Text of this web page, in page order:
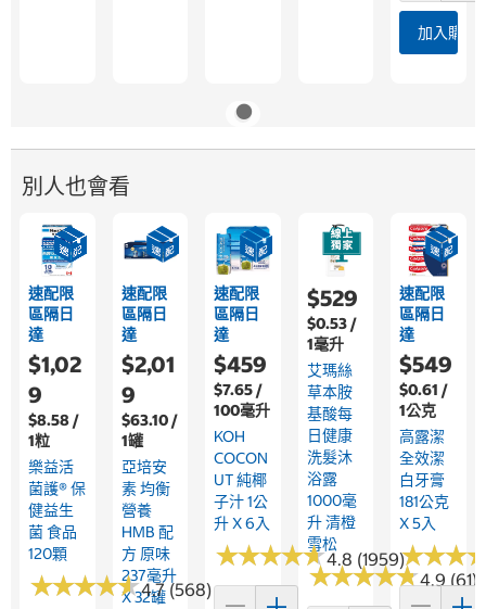
加入購物
別人也會看
速配限
區隔日
達
$1,02
9
$8.58 /
1粒
樂益活
菌護® 保
健益生
菌 食品
120顆
★★★★★
★★★★★4.7 (568)
速配限
區隔日
達
$2,01
9
$63.10 /
1罐
亞培安
素 均衡
營養
HMB 配
方 原味
237毫升
X 32罐
速配限
區隔日
達
$459
$7.65 /
100毫升
KOH
COCON
UT 純椰
子汁 1公
升 X 6入
★★★★★
★★★★★4.8 (1959)
$529
$0.53 /
1毫升
艾瑪絲
草本胺
基酸每
日健康
洗髮沐
浴露
1000毫
升 清橙
雪松
★★★★★
★★★★★4.9 (61)
速配限
區隔日
達
$549
$0.61 /
1公克
高露潔
全效潔
白牙膏
181公克
X 5入
★★★
★★★